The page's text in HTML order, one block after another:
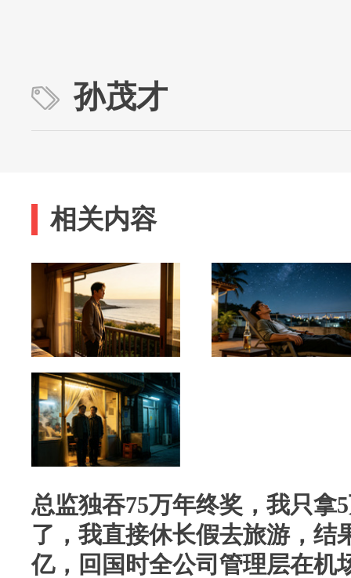
孙茂才
相关内容
总监独吞75万年终奖，我只拿
了，我直接休长假去旅游，结
亿，回国时全公司管理层在机